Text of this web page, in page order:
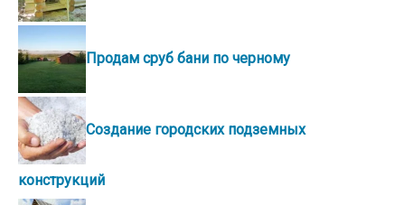
Продам сруб бани по черному
Создание городских подземных
конструкций